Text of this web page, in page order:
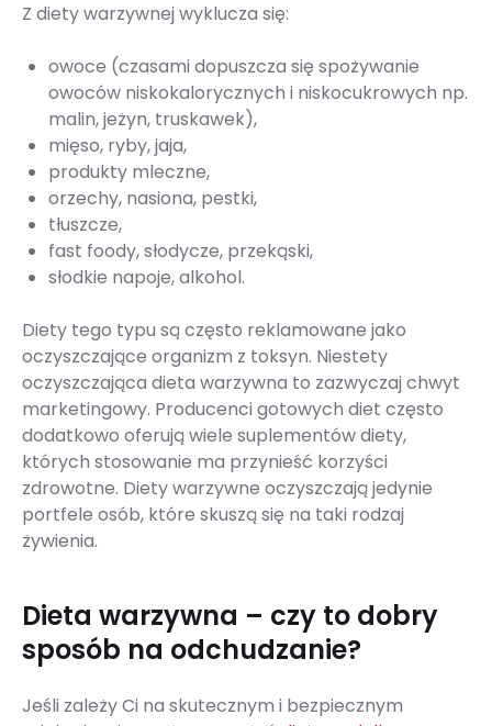
Z diety warzywnej wyklucza się:
owoce (czasami dopuszcza się spożywanie
owoców niskokalorycznych i niskocukrowych np.
malin, jeżyn, truskawek),
mięso, ryby, jaja,
produkty mleczne,
orzechy, nasiona, pestki,
tłuszcze,
fast foody, słodycze, przekąski,
słodkie napoje, alkohol.
Diety tego typu są często reklamowane jako
oczyszczające organizm z toksyn. Niestety
oczyszczająca dieta warzywna to zazwyczaj chwyt
marketingowy. Producenci gotowych diet często
dodatkowo oferują wiele suplementów diety,
których stosowanie ma przynieść korzyści
zdrowotne. Diety warzywne oczyszczają jedynie
portfele osób, które skuszą się na taki rodzaj
żywienia.
Dieta warzywna – czy to dobry
sposób na odchudzanie?
Jeśli zależy Ci na skutecznym i bezpiecznym